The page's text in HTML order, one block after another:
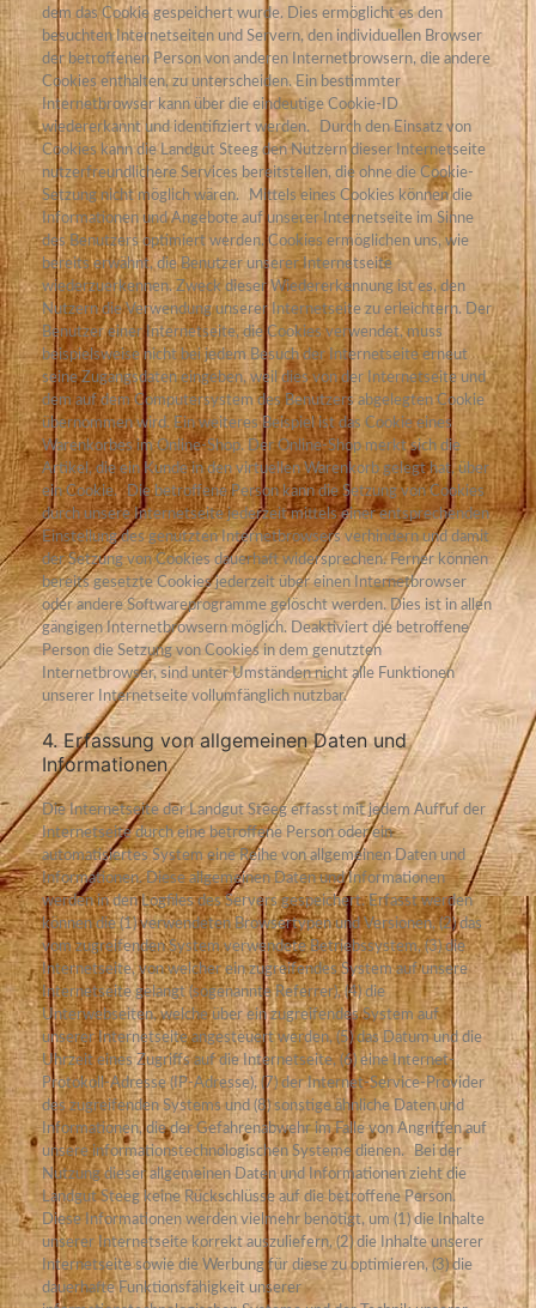
dem das Cookie gespeichert wurde. Dies ermöglicht es den
besuchten Internetseiten und Servern, den individuellen Browser
der betroffenen Person von anderen Internetbrowsern, die andere
Cookies enthalten, zu unterscheiden. Ein bestimmter
Internetbrowser kann über die eindeutige Cookie-ID
wiedererkannt und identifiziert werden.
Durch den Einsatz von
Cookies kann die Landgut Steeg den Nutzern dieser Internetseite
nutzerfreundlichere Services bereitstellen, die ohne die Cookie-
Setzung nicht möglich wären.
Mittels eines Cookies können die
Informationen und Angebote auf unserer Internetseite im Sinne
des Benutzers optimiert werden. Cookies ermöglichen uns, wie
bereits erwähnt, die Benutzer unserer Internetseite
wiederzuerkennen. Zweck dieser Wiedererkennung ist es, den
Nutzern die Verwendung unserer Internetseite zu erleichtern. Der
Benutzer einer Internetseite, die Cookies verwendet, muss
beispielsweise nicht bei jedem Besuch der Internetseite erneut
seine Zugangsdaten eingeben, weil dies von der Internetseite und
dem auf dem Computersystem des Benutzers abgelegten Cookie
übernommen wird. Ein weiteres Beispiel ist das Cookie eines
Warenkorbes im Online-Shop. Der Online-Shop merkt sich die
Artikel, die ein Kunde in den virtuellen Warenkorb gelegt hat, über
ein Cookie.
Die betroffene Person kann die Setzung von Cookies
durch unsere Internetseite jederzeit mittels einer entsprechenden
Einstellung des genutzten Internetbrowsers verhindern und damit
der Setzung von Cookies dauerhaft widersprechen. Ferner können
bereits gesetzte Cookies jederzeit über einen Internetbrowser
oder andere Softwareprogramme gelöscht werden. Dies ist in allen
gängigen Internetbrowsern möglich. Deaktiviert die betroffene
Person die Setzung von Cookies in dem genutzten
Internetbrowser, sind unter Umständen nicht alle Funktionen
unserer Internetseite vollumfänglich nutzbar.
4. Erfassung von allgemeinen Daten und
Informationen
Die Internetseite der Landgut Steeg erfasst mit jedem Aufruf der
Internetseite durch eine betroffene Person oder ein
automatisiertes System eine Reihe von allgemeinen Daten und
Informationen. Diese allgemeinen Daten und Informationen
werden in den Logfiles des Servers gespeichert. Erfasst werden
können die (1) verwendeten Browsertypen und Versionen, (2) das
vom zugreifenden System verwendete Betriebssystem, (3) die
Internetseite, von welcher ein zugreifendes System auf unsere
Internetseite gelangt (sogenannte Referrer), (4) die
Unterwebseiten, welche über ein zugreifendes System auf
unserer Internetseite angesteuert werden, (5) das Datum und die
Uhrzeit eines Zugriffs auf die Internetseite, (6) eine Internet-
Protokoll-Adresse (IP-Adresse), (7) der Internet-Service-Provider
des zugreifenden Systems und (8) sonstige ähnliche Daten und
Informationen, die der Gefahrenabwehr im Falle von Angriffen auf
unsere informationstechnologischen Systeme dienen. Bei der
Nutzung dieser allgemeinen Daten und Informationen zieht die
Landgut Steeg keine Rückschlüsse auf die betroffene Person.
Diese Informationen werden vielmehr benötigt, um (1) die Inhalte
unserer Internetseite korrekt auszuliefern, (2) die Inhalte unserer
Internetseite sowie die Werbung für diese zu optimieren, (3) die
dauerhafte Funktionsfähigkeit unserer